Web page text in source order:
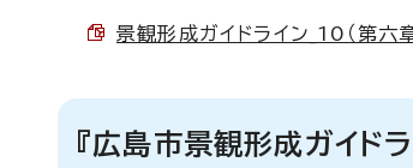
景観形成ガイドライン_10（第六
『広島市景観形成ガイド